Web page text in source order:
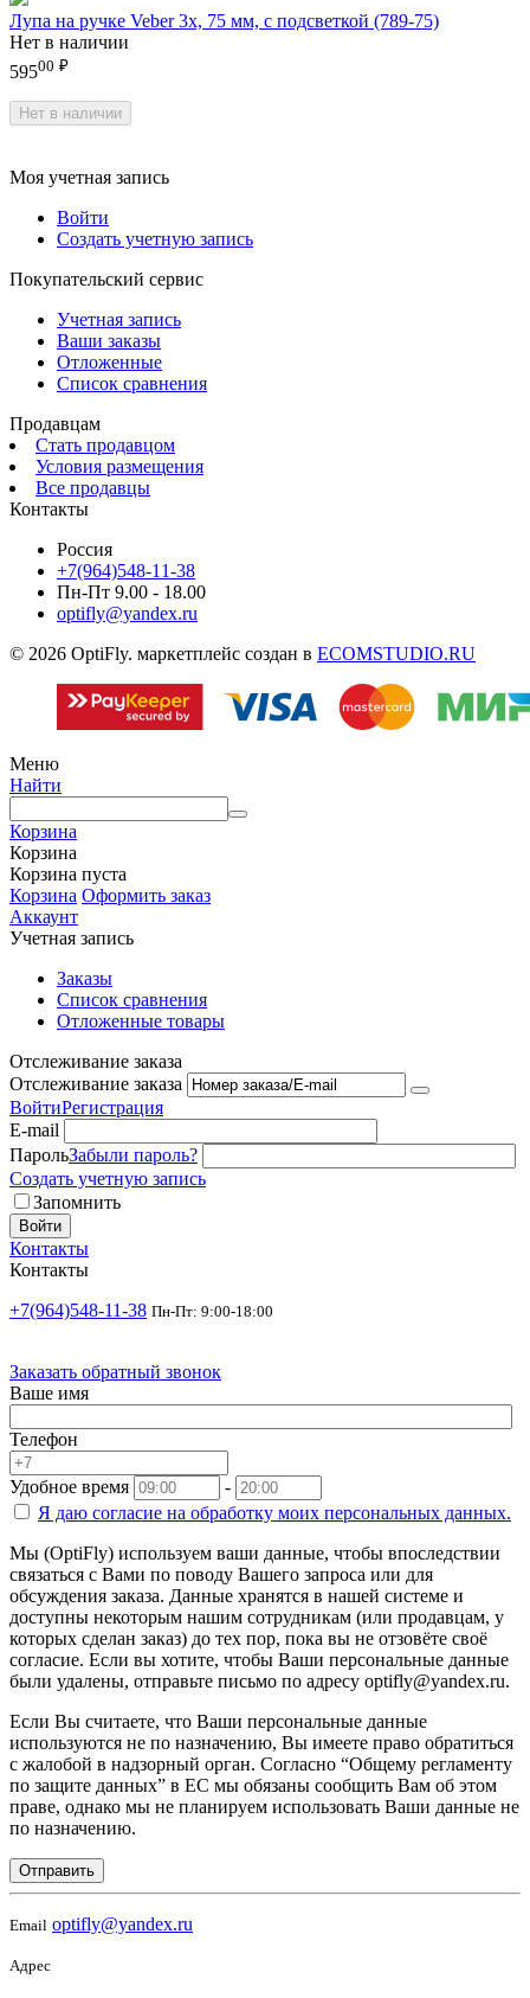
Лупа на ручке Veber 3х, 75 мм, с подсветкой (789-75)
Нет в наличии
59500 ₽
Нет в наличии
Моя учетная запись
Войти
Создать учетную запись
Покупательский сервис
Учетная запись
Ваши заказы
Отложенные
Список сравнения
Продавцам
Стать продавцом
Условия размещения
Все продавцы
Контакты
Россия
+7(964)548-11-38
Пн-Пт 9.00 - 18.00
optifly@yandex.ru
© 2026 OptiFly. маркетплейс создан в ECOMSTUDIO.RU
Меню
Найти
Корзина
Корзина
Корзина пуста
Корзина Оформить заказ
Аккаунт
Учетная запись
Заказы
Список сравнения
Отложенные товары
Отслеживание заказа
Отслеживание заказа
ВойтиРегистрация
E-mail
ПарольЗабыли пароль?
Создать учетную запись
Запомнить
Войти
Контакты
Контакты
+7(964)548-11-38 Пн-Пт: 9:00-18:00
Заказать обратный звонок
Ваше имя
Телефон
Удобное время
-
Я даю согласие на обработку моих персональных данных.
Мы (OptiFly) используем ваши данные, чтобы впоследствии
связаться с Вами по поводу Вашего запроса или для
обсуждения заказа. Данные хранятся в нашей системе и
доступны некоторым нашим сотрудникам (или продавцам, у
которых сделан заказ) до тех пор, пока вы не отзовёте своё
согласие. Если вы хотите, чтобы Ваши персональные данные
были удалены, отправьте письмо по адресу optifly@yandex.ru.
Если Вы считаете, что Ваши персональные данные
используются не по назначению, Вы имеете право обратиться
с жалобой в надзорный орган. Согласно “Общему регламенту
по защите данных” в ЕС мы обязаны сообщить Вам об этом
праве, однако мы не планируем использовать Ваши данные не
по назначению.
Отправить
Email optifly@yandex.ru
Адрес